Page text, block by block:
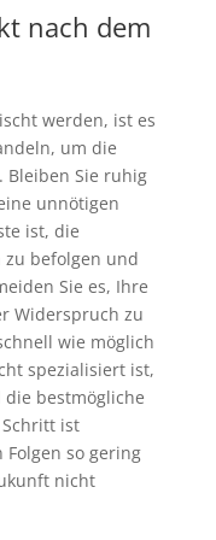
nach dem
werden, ist es
um die
Bleiben Sie ruhig
unnötigen
ist, die
zu befolgen und
Sie es, Ihre
Widerspruch zu
wie möglich
spezialisiert ist,
bestmögliche
ist
so gering
nicht